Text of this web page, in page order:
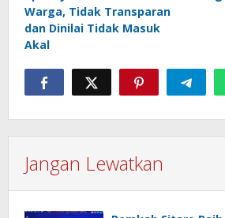
Warga, Tidak Transparan
dan Dinilai Tidak Masuk
Akal
Jangan Lewatkan